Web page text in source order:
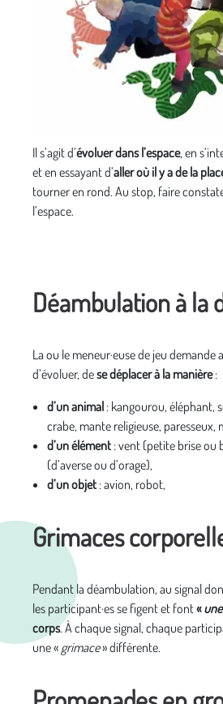
Il s’agit d’évoluer dans l’espace, en
et en essayant d’aller où il y a de la
tourner en rond. Au stop, faire
l’espace.
Déambulation à la
La ou le meneur·euse de jeu demande
d’évoluer, dese déplacer à la manière:
d’un animal : kangourou, éléphant,
crabe, mante religieuse, paresseux,
d’un élément : vent (petite brise ou
(d’averse ou d’orage),
d’un objet : avion, robot,
Grimaces
Pendant la déambulation, au signal
les participant·es se figent et font«
corps. À chaque signal, chaque
une « grimace» différente.